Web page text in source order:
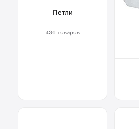
Петли
436 товаров